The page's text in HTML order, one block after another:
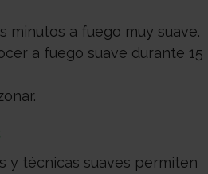
minutos a fuego muy suave.
a fuego suave durante 15
y técnicas suaves permiten